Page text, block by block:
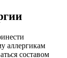
аллергикам
составом